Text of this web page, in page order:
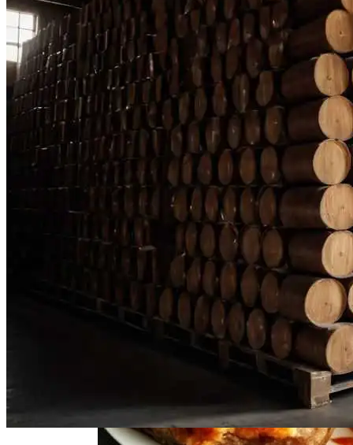
Стильные Деревянные Кашпо Для
Украшения Дома И Сада
Декоративные Деревянные Панели И
Нарушения Менструального Цикла:
Причины И Решения Для Женского
Здоровья
Пять Правил Здоровья: Как Уберечь
Свиной Плов На Сковороде: Простой
Рецепт Для Всей Семьи